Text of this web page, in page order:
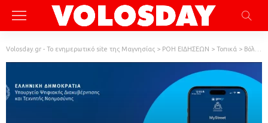
Volosday.gr - Το ενημερωτικό site της Μαγνησίας > ΡΟΗ ΕΙΔΗΣΕΩΝ > Τοπικά > Βόλος